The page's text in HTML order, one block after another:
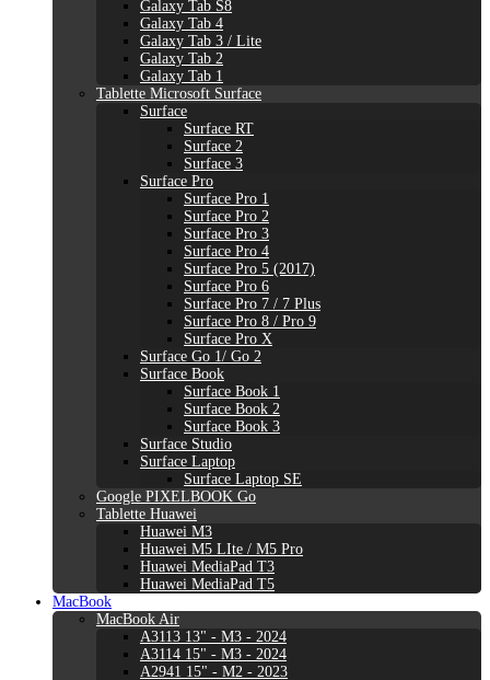
Galaxy Tab S8
Galaxy Tab 4
Galaxy Tab 3 / Lite
Galaxy Tab 2
Galaxy Tab 1
Tablette Microsoft Surface
Surface
Surface RT
Surface 2
Surface 3
Surface Pro
Surface Pro 1
Surface Pro 2
Surface Pro 3
Surface Pro 4
Surface Pro 5 (2017)
Surface Pro 6
Surface Pro 7 / 7 Plus
Surface Pro 8 / Pro 9
Surface Pro X
Surface Go 1/ Go 2
Surface Book
Surface Book 1
Surface Book 2
Surface Book 3
Surface Studio
Surface Laptop
Surface Laptop SE
Google PIXELBOOK Go
Tablette Huawei
Huawei M3
Huawei M5 LIte / M5 Pro
Huawei MediaPad T3
Huawei MediaPad T5
MacBook
MacBook Air
A3113 13" - M3 - 2024
A3114 15" - M3 - 2024
A2941 15" - M2 - 2023